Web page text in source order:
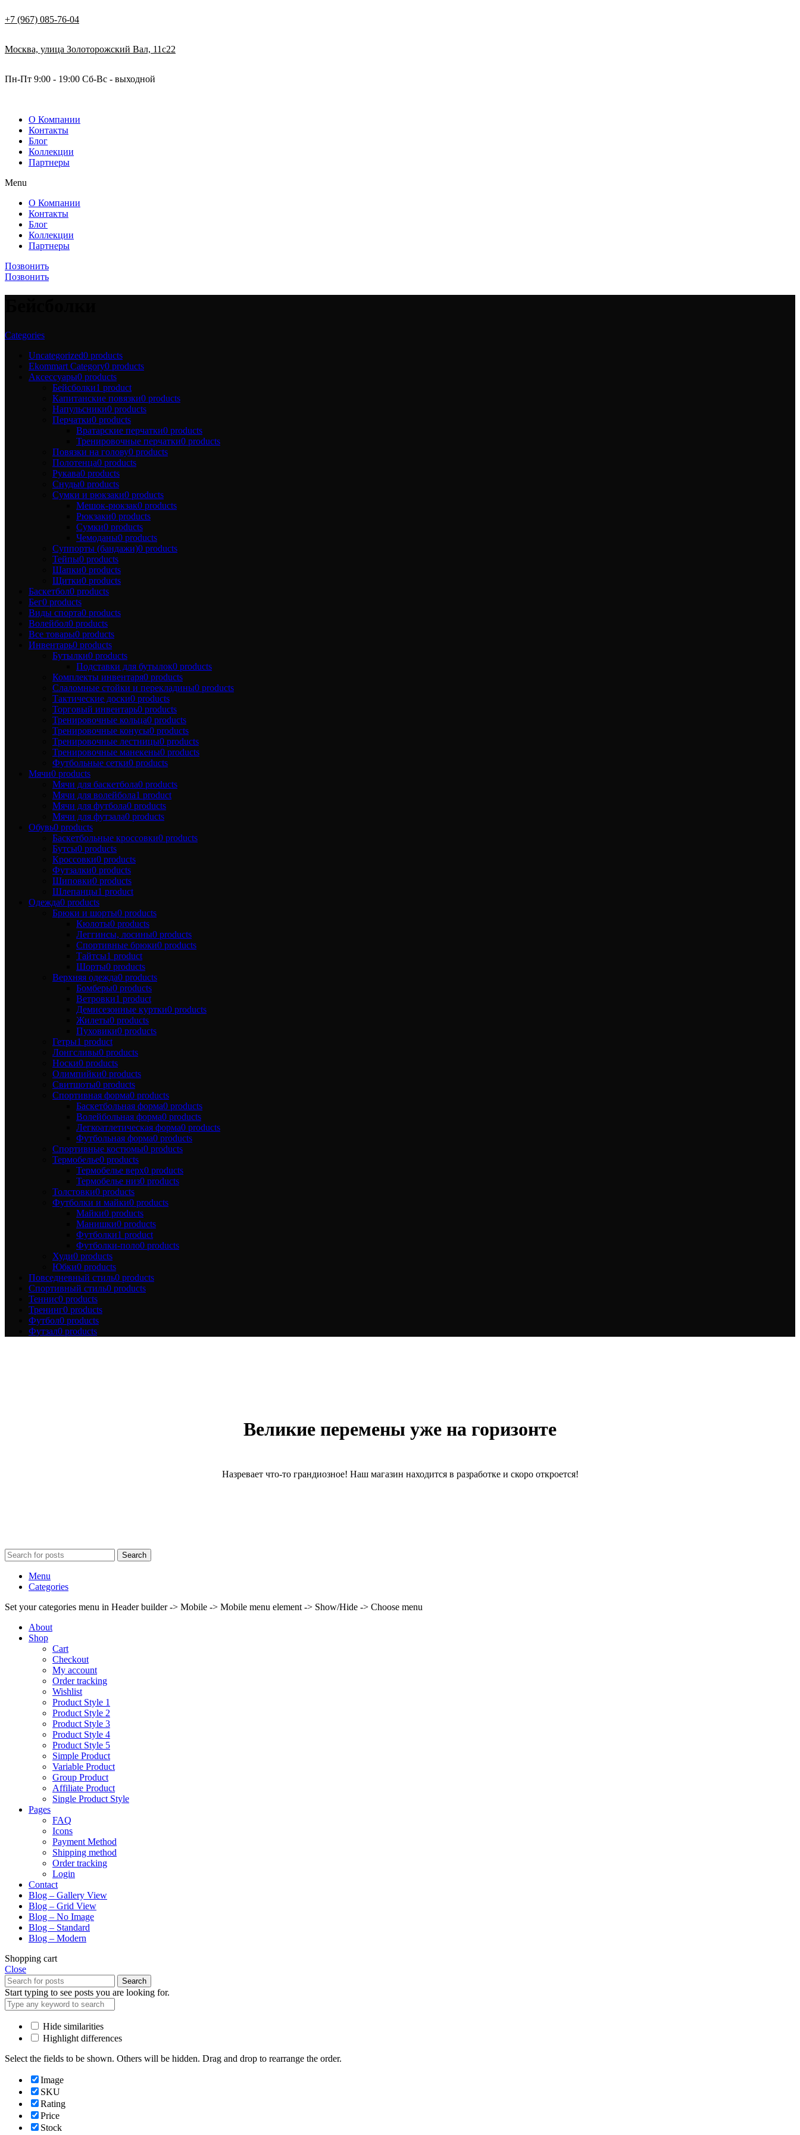
+7 (967) 085-76-04
Москва, улица Золоторожский Вал, 11с22
Пн-Пт 9:00 - 19:00 Сб-Вс - выходной
О Компании
Контакты
Блог
Коллекции
Партнеры
Menu
О Компании
Контакты
Блог
Коллекции
Партнеры
Позвонить
Позвонить
Categories
Uncategorized0 products
Ekommart Category0 products
Аксессуары0 products
Бейсболки1 product
Капитанские повязки0 products
Напульсники0 products
Перчатки0 products
Вратарские перчатки0 products
Тренировочные перчатки0 products
Повязки на голову0 products
Полотенцa0 products
Рукава0 products
Снуды0 products
Сумки и рюкзаки0 products
Мешок-рюкзак0 products
Рюкзаки0 products
Сумки0 products
Чемоданы0 products
Суппорты (бандажи)0 products
Тейпы0 products
Шапки0 products
Щитки0 products
Баскетбол0 products
Бег0 products
Виды спорта0 products
Волейбол0 products
Все товары0 products
Инвентарь0 products
Бутылки0 products
Подставки для бутылок0 products
Комплекты инвентаря0 products
Слаломные стойки и перекладины0 products
Тактические доски0 products
Торговый инвентарь0 products
Тренировочные кольца0 products
Тренировочные конусы0 products
Тренировочные лестницы0 products
Тренировочные манекены0 products
Футбольные сетки0 products
Мячи0 products
Мячи для баскетбола0 products
Мячи для волейбола1 product
Мячи для футбола0 products
Мячи для футзала0 products
Обувь0 products
Баскетбольные кроссовки0 products
Бутсы0 products
Кроссовки0 products
Футзалки0 products
Шиповки0 products
Шлепанцы1 product
Одежда0 products
Брюки и шорты0 products
Кюлоты0 products
Леггинсы, лосины0 products
Спортивные брюки0 products
Тайтсы1 product
Шорты0 products
Верхняя одежда0 products
Бомберы0 products
Ветровки1 product
Демисезонные куртки0 products
Жилеты0 products
Пуховики0 products
Гетры1 product
Лонгсливы0 products
Носки0 products
Олимпийки0 products
Свитшоты0 products
Спортивная форма0 products
Баскетбольная форма0 products
Волейбольная форма0 products
Легкоатлетическая форма0 products
Футбольная форма0 products
Спортивные костюмы0 products
Термобелье0 products
Термобелье верх0 products
Термобелье низ0 products
Толстовки0 products
Футболки и майки0 products
Майки0 products
Манишки0 products
Футболки1 product
Футболки-поло0 products
Худи0 products
Юбки0 products
Повседневный стиль0 products
Спортивный стиль0 products
Теннис0 products
Тренинг0 products
Футбол0 products
Футзал0 products
Великие перемены уже на горизонте
Назревает что-то грандиозное! Наш магазин находится в разработке и скоро откроется!
Search
Menu
Categories
Set your categories menu in Header builder -> Mobile -> Mobile menu element -> Show/Hide -> Choose menu
About
Shop
Cart
Checkout
My account
Order tracking
Wishlist
Product Style 1
Product Style 2
Product Style 3
Product Style 4
Product Style 5
Simple Product
Variable Product
Group Product
Affiliate Product
Single Product Style
Pages
FAQ
Icons
Payment Method
Shipping method
Order tracking
Login
Contact
Blog – Gallery View
Blog – Grid View
Blog – No Image
Blog – Standard
Blog – Modern
Shopping cart
Close
Search
Start typing to see posts you are looking for.
Hide similarities
Highlight differences
Select the fields to be shown. Others will be hidden. Drag and drop to rearrange the order.
Image
SKU
Rating
Price
Stock